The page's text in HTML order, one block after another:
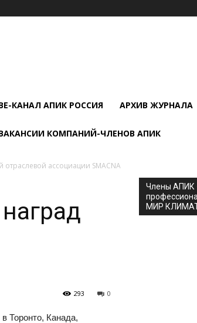
КАНАЛ АПИК РОССИЯ АРХИВ ЖУРНАЛА
КОМПАНИЙ-ЧЛЕНОВ АПИК
отраслевой ассоциации SMACNA
0
293
Торонто, Канада,
Члены АПИК
МИР